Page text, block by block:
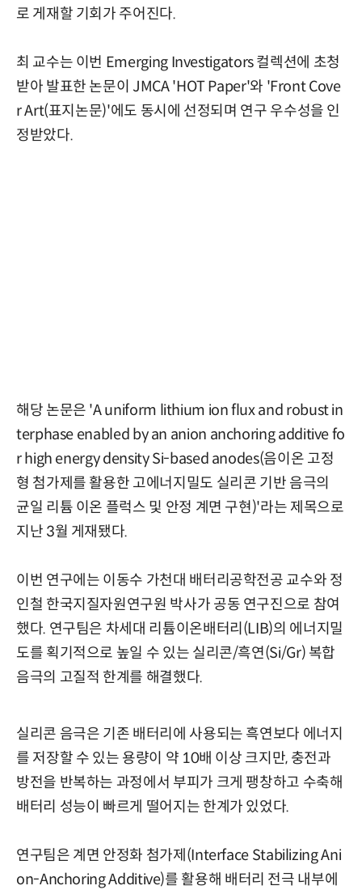
로 게재할 기회가 주어진다.
최 교수는 이번 Emerging Investigators 컬렉션에 초청
받아 발표한 논문이 JMCA 'HOT Paper'와 'Front Cove
r Art(표지논문)'에도 동시에 선정되며 연구 우수성을 인
정받았다.
해당 논문은 'A uniform lithium ion flux and robust in
terphase enabled by an anion anchoring additive fo
r high energy density Si-based anodes(음이온 고정
형 첨가제를 활용한 고에너지밀도 실리콘 기반 음극의
균일 리튬 이온 플럭스 및 안정 계면 구현)'라는 제목으로
지난 3월 게재됐다.
이번 연구에는 이동수 가천대 배터리공학전공 교수와 정
인철 한국지질자원연구원 박사가 공동 연구진으로 참여
했다. 연구팀은 차세대 리튬이온배터리(LIB)의 에너지밀
도를 획기적으로 높일 수 있는 실리콘/흑연(Si/Gr) 복합
음극의 고질적 한계를 해결했다.
실리콘 음극은 기존 배터리에 사용되는 흑연보다 에너지
를 저장할 수 있는 용량이 약 10배 이상 크지만, 충전과
방전을 반복하는 과정에서 부피가 크게 팽창하고 수축해
배터리 성능이 빠르게 떨어지는 한계가 있었다.
연구팀은 계면 안정화 첨가제(Interface Stabilizing Ani
on-Anchoring Additive)를 활용해 배터리 전극 내부에